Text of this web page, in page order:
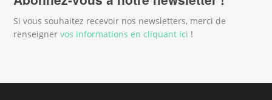
Si vous souhaitez recevoir nos newsletters, merci de
renseignervos informations en cliquant ici !